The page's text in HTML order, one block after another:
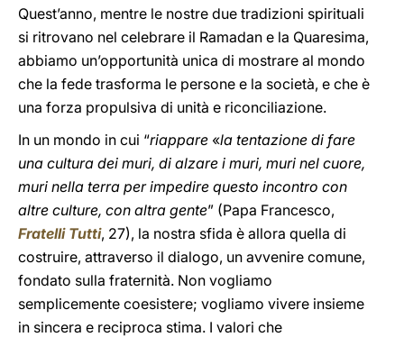
Quest’anno, mentre le nostre due tradizioni spirituali
si ritrovano nel celebrare il Ramadan e la Quaresima,
abbiamo un’opportunità unica di mostrare al mondo
che la fede trasforma le persone e la società, e che è
una forza propulsiva di unità e riconciliazione.
In un mondo in cui “riappare «la tentazione di fare
una cultura dei muri, di alzare i muri, muri nel cuore,
muri nella terra per impedire questo incontro con
altre culture, con altra gente” (Papa Francesco,
Fratelli Tutti, 27), la nostra sfida è allora quella di
costruire, attraverso il dialogo, un avvenire comune,
fondato sulla fraternità. Non vogliamo
semplicemente coesistere; vogliamo vivere insieme
in sincera e reciproca stima. I valori che